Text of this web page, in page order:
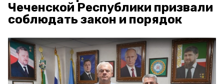
Чеченской Республики призвали
соблюдать закон и порядок